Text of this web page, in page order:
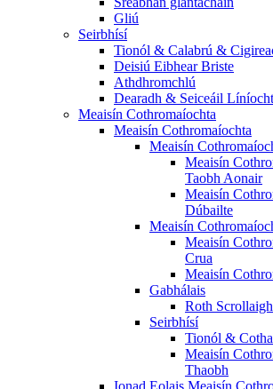
Gliú
Seirbhísí
Tionól & Calabrú &
Deisiú Eibhear Briste
Athdhromchlú
Dearadh & Seiceáil
Meaisín Cothromaíochta
Meaisín Cothromaíochta
Meaisín
Meaisín
Taobh Aonair
Meaisín
Dúbailte
Meaisín
Meaisín
Crua
Meaisín
Gabhálais
Roth Scrollaigh
Seirbhísí
Tionól &
Meaisín
Thaobh
Ionad Eolais Meaisín